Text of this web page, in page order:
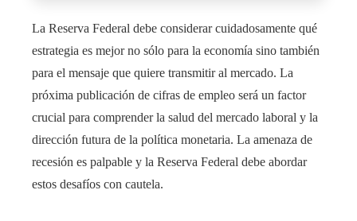
La Reserva Federal debe considerar cuidadosamente qué
estrategia es mejor no sólo para la economía sino también
para el mensaje que quiere transmitir al mercado. La
próxima publicación de cifras de empleo será un factor
crucial para comprender la salud del mercado laboral y la
dirección futura de la política monetaria. La amenaza de
recesión es palpable y la Reserva Federal debe abordar
estos desafíos con cautela.